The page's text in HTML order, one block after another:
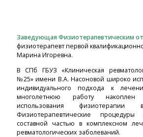
Заведующая Физиотерапевтическим
физиотерапевт первой
Марина Игоревна.
В СПб ГБУЗ «Клиническая
№25» имени В.А. Насоновой широко
индивидуального подхода к
многолетнюю работу
использования физиотерапии
Физиотерапевтические
составной частью в комплексном
ревматологических заболеваний.